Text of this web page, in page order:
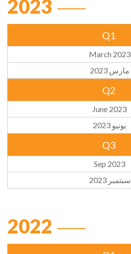
2023
Q1
March 2023
مارس 2023
Q2
June 2023
يونيو 2023
Q3
Sep 2023
سبتمبر 2023
2022